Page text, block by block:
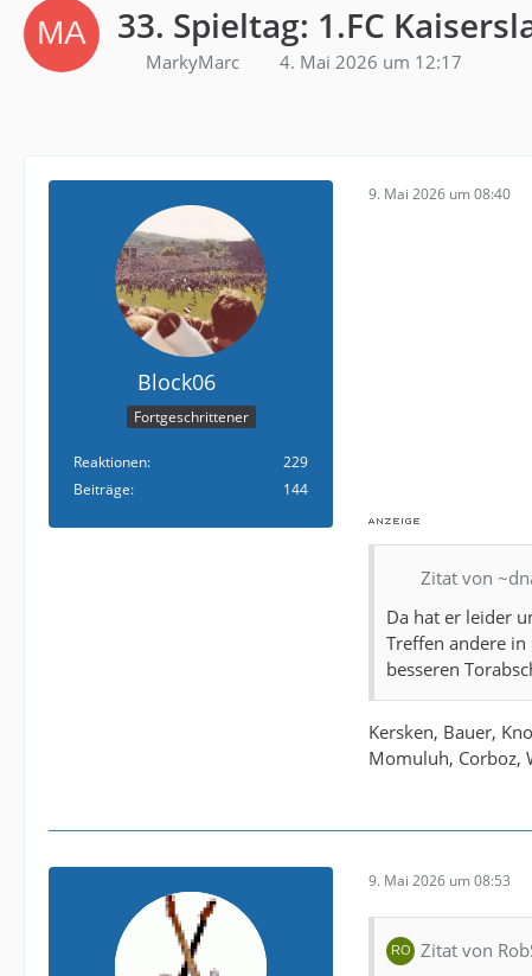
33. Spieltag: 1.FC
MarkyMarc 4. Mai 2026 um 12:17
Block06
Fortgeschrittener
Reaktionen
229
Beiträge
144
9. Mai 2026 um 08:40
Zitat von
Da hat er leider
Treffen andere
besseren
Kersken, Bauer,
Momuluh, Corboz,
9. Mai 2026 um 08:53
Zitat von